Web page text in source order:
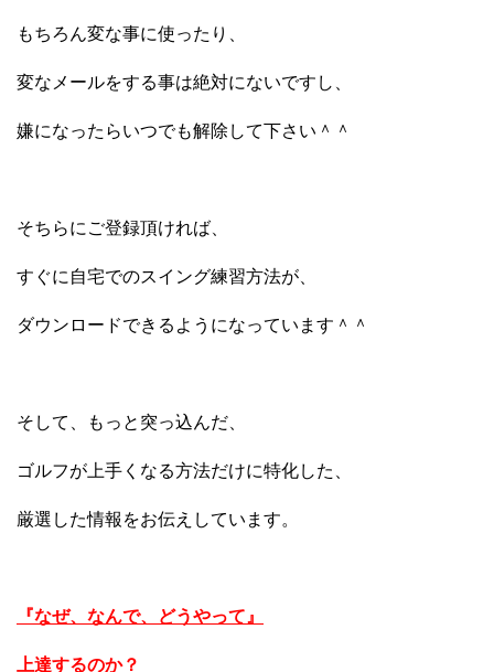
もちろん変な事に使ったり、
変なメールをする事は絶対にないですし、
嫌になったらいつでも解除して下さい＾＾
そちらにご登録頂ければ、
すぐに自宅でのスイング練習方法が、
ダウンロードできるようになっています＾＾
そして、もっと突っ込んだ、
ゴルフが上手くなる方法だけに特化した、
厳選した情報をお伝えしています。
『なぜ、なんで、どうやって』
上達するのか？